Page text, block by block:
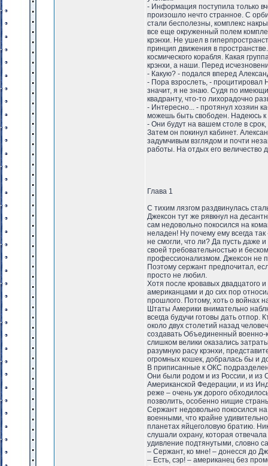
- Информация поступила только
произошло нечто странное. С
стали бесполезны, комплекс
все еще окруженный полем
крэнхи. Не ушел в
принцип движения в
космического корабля. Какая
крэнхи, а наши. Перед
- Какую? - подался вперед
- Пора взрослеть, -
значит, я не знаю. Судя по
квадранту, что-то лихорадочно
- Интересно... - протянул хозяин
можешь быть свободен. Надеюсь
- Они будут на вашем столе в
Затем он покинул кабинет.
задумчивым взглядом и почти
работы. На отдых его величество
Глава 1
С тихим лязгом раздвинулась
Джексон тут же рявкнул на
сам недовольно покосился на
неладен! Ну почему ему всегда
не смогли, что ли? Да пусть даже
своей требовательностью и
профессионализмом. Джексон не
Поэтому сержант предпочитал,
просто не любил.
Хотя после кровавых двадцатого
американцами и до сих пор
прошлого. Потому, хоть о войнах
Штаты Америки внимательно
всегда будучи готовы дать
около двух столетий назад
создавать Объединенный военно-
слишком велики оказались
разумную расу крэнхи,
огромных кошек, добралась бы и
В приписанные к ОКС
Они были родом и из России, и из
Американской Федерации, и из
реже – очень уж дорого
позволить, особенно нищие
Сержант недовольно покосился
военными, что крайне
планетах яйцеголовую братию.
слушали охрану, которая
удивление подтянутыми, словно
– Сержант, ко мне! – донесся до
– Есть, сэр! – американец без